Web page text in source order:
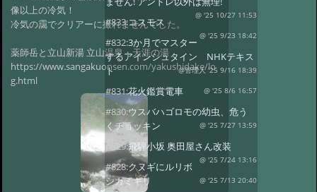
像以上の冷気！
冷気の靄でクリアーに撮れませんでした。
薬師岳と立山新湯 立山温泉・天涯の湯
https://www.sangakuonsen.com/yakushidake/lo
g.html
@ '25 10/27 11:53
#833:コスモス
@ '25 9/23 18:42
#832:3か月でマスター
するアインシュタイン NHKテキス
ト
@管理人 '25 9/16 18:39
#831:花火鑑賞電車 @ '25 8/6 16:57
#830:ウスバハゴロモの幼虫、危う
くチョッキン
@ '25 7/27 13:59
#829:飛騨小坂 奥田屋さん改装
@ '25 7/24 13:16
#828:クヌギにルリボ
シカミキリ
@ '25 7/13 20:40